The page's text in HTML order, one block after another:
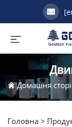
Домашня
Головна >